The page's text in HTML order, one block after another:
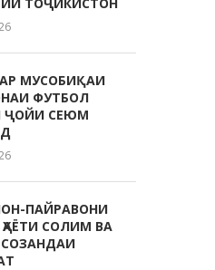
МУСОБИҚАИ
ФУТБОЛ
ҶОЙИ СЕЮМ
ПАЙРАВОНИ
СОЛИМ ВА
СОЗАНДАИ